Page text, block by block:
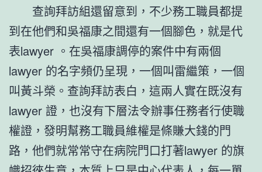
查詢拜訪組還留意到，不少務工職員都提
到在他們和吳福康之間還有一個腳色，就是代
表lawyer 。在吳福康調停的案件中有兩個
lawyer 的名字頻仍呈現，一個叫雷繼策，一個
叫黃斗榮。查詢拜訪表白，這兩人實在既沒有
lawyer 證，也沒有下層法令辦事任務者行使職
權證，發明幫務工職員維權是條賺大錢的門
路，他們就常常守在病院門口打著lawyer 的旗